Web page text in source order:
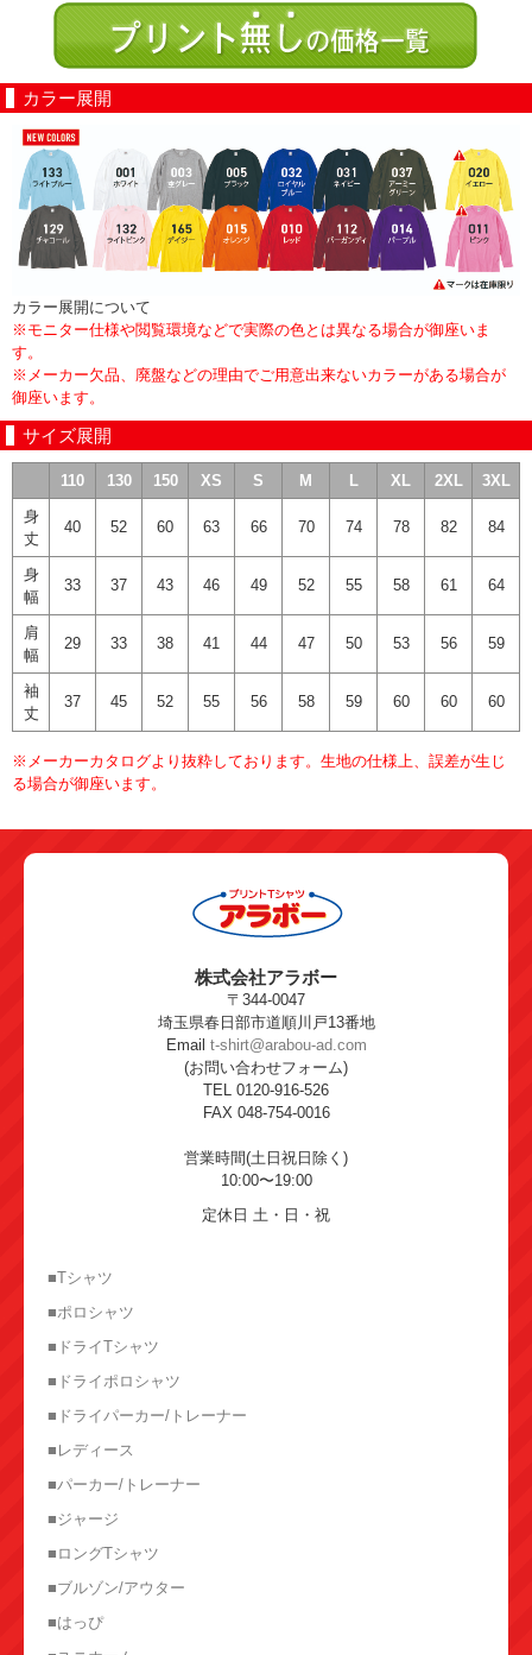
カラー展開
カラー展開について
※モニター仕様や閲覧環境などで実際の色とは異なる場合が御座いま
す。
※メーカー欠品、廃盤などの理由でご用意出来ないカラーがある場合が
御座います。
サイズ展開
110 130 150 XS S M L XL 2XL
3XL
身
丈
40 52 60 63 66 70 74 78 82 84
身
幅
33 37 43 46 49 52 55 58 61 64
肩
幅
29 33 38 41 44 47 50 53 56 59
袖
丈
37 45 52 55 56 58 59 60 60 60
※メーカーカタログより抜粋しております。生地の仕様上、誤差が生じ
る場合が御座います。
株式会社アラボー
〒344-0047
埼玉県春日部市道順川戸13番地
Email t-shirt@arabou-ad.com
(お問い合わせフォーム)
TEL 0120-916-526
FAX 048-754-0016
営業時間(土日祝日除く)
10:00〜19:00
定休日 土・日・祝
■Tシャツ
■ポロシャツ
■ドライTシャツ
■ドライポロシャツ
■ドライパーカー/トレーナー
■レディース
■パーカー/トレーナー
■ジャージ
■ロングTシャツ
■ブルゾン/アウター
■はっぴ